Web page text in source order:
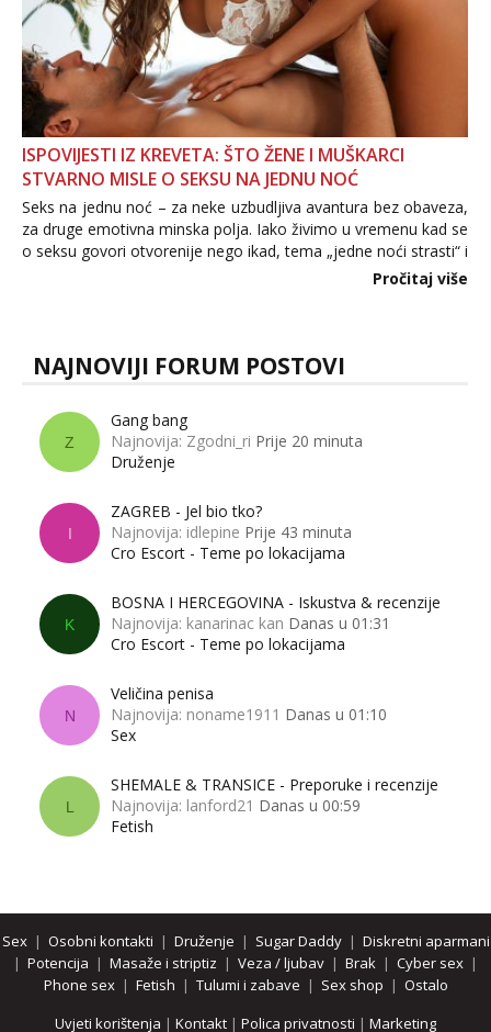
ISPOVIJESTI IZ KREVETA: ŠTO ŽENE I MUŠKARCI
STVARNO MISLE O SEKSU NA JEDNU NOĆ
Seks na jednu noć – za neke uzbudljiva avantura bez obaveza,
za druge emotivna minska polja. Iako živimo u vremenu kad se
o seksu govori otvorenije nego ikad, tema „jedne noći strasti“ i
dalje izaziva burne rasprave. Što zapravo misle žene, a što
Pročitaj više
NAJNOVIJI FORUM POSTOVI
Z
Gang bang
Najnovija: Zgodni_ri Prije 20 minuta
Druženje
I
ZAGREB - Jel bio tko?
Najnovija: idlepine Prije 43 minuta
Cro Escort - Teme po lokacijama
K
BOSNA I HERCEGOVINA - Iskustva & recenzije
Najnovija: kanarinac kan Danas u 01:31
Cro Escort - Teme po lokacijama
N
Veličina penisa
Najnovija: noname1911 Danas u 01:10
Sex
L
SHEMALE & TRANSICE - Preporuke i recenzije
Najnovija: lanford21 Danas u 00:59
Fetish
Sex| Osobni kontakti | Druženje | Sugar Daddy| Diskretni aparmani
| Potencija | Masaže i striptiz | Veza / ljubav | Brak | Cyber sex |
Phone sex| Fetish | Tulumi i zabave | Sex shop | Ostalo
Uvjeti korištenja | Kontakt | Polica privatnosti | Marketing